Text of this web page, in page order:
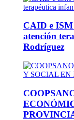
CAID e
atención
Rodríguez